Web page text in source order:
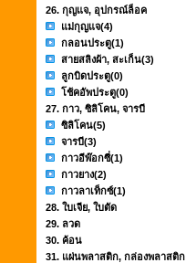
26. กุญแจ, อุปกรณ์ล็อค
แม่กุญแจ(4)
กลอนประตู(1)
สายสลิงผ้า, สะเก็น(3)
ลูกบิดประตู(0)
โช้คอัพประตู(0)
27. กาว, ซิลิโคน, จารบี
ซิลิโคน(5)
จารบี(3)
กาวอีพ๊อกซี่(1)
กาวยาง(2)
กาวลาเท็กซ์(1)
28. ใบเจีย, ใบตัด
29. ลวด
30. ค้อน
31. แผ่นพลาสติก, กล่องพลาสติก